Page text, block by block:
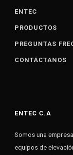
ENTEC
PRODUCTOS
PREGUNTAS
CONTÁCTANOS
ENTEC C.A
Somos una
equipos de